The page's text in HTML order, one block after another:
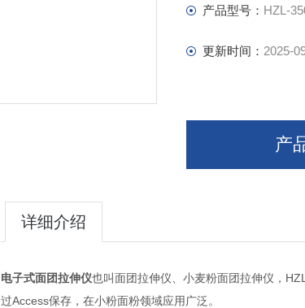
产品型号： HZL-
更新时间： 2025-
产
详细介绍
电子式面团拉伸仪也叫面团拉伸仪、小麦粉面团拉伸仪，
过Access保存，在小粉面粉领域应用广泛。